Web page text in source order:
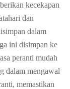
kecekapan
dan
dalam
ini disimpan ke
peranti mudah
dalam mengawal
memastikan